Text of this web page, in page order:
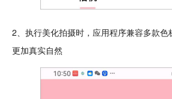
2、执行美化拍摄时，应用程序兼容多款
更加真实自然